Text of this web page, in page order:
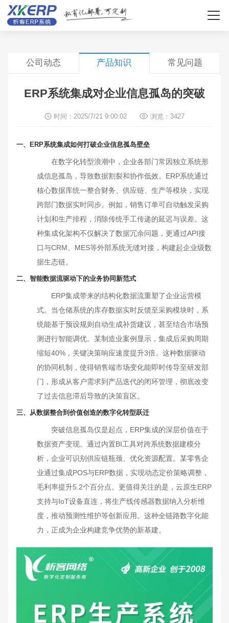
公司动态 产品知识 常见问题
ERP系统集成对企业信息孤岛的突破
时间：2025/7/21 9:00:02 浏览：3427
一、ERP系统集成如何打破企业信息孤岛壁垒
在数字化转型浪潮中，企业各部门常因独立系统形
成信息孤岛，导致数据割裂和协作低效。ERP系统通过
核心数据库统一整合财务、供应链、生产等模块，实现
跨部门数据实时同步。例如，销售订单可自动触发采购
计划和生产排程，消除传统手工传递的延迟与误差。这
种集成化架构不仅解决了数据冗余问题，更通过API接
口与CRM、MES等外部系统无缝对接，构建起企业级数
据生态链。
二、智能数据流驱动下的业务协同新范式
ERP集成带来的结构化数据流重塑了企业运营模
式。当仓储系统的库存数据实时反馈至采购模块时，系
统能基于预设规则自动生成补货建议，甚至结合市场预
测进行智能调优。某制造业案例显示，集成后采购周期
缩短40%，关键决策响应速度提升3倍。这种数据驱动
的协同机制，使得销售端市场变化能即时传导至研发部
门，形成从客户需求到产品迭代的闭环管理，彻底改变
了过去信息滞后导致的决策盲区。
三、从数据整合到价值创造的数字化转型跃迁
突破信息孤岛仅是起点，ERP集成的深层价值在于
数据资产变现。通过内置BI工具对跨系统数据建模分
析，企业可识别供应链瓶颈、优化资源配置。某零售企
业通过集成POS与ERP数据，实现动态定价策略调整，
毛利率提升5.2个百分点。更值得关注的是，云原生ERP
支持与IoT设备直连，将生产线传感器数据纳入分析维
度，推动预测性维护等创新应用。这种全链路数字化能
力，正成为企业构建竞争优势的新基建。